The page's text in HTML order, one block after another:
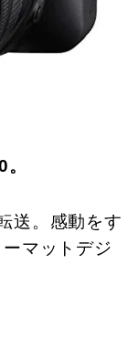
送。感動をす
マットデジ